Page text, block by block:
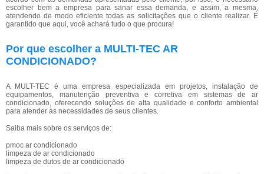
escolher bem a empresa para sanar essa demanda, e assim, a mesma,
atendendo de modo eficiente todas as solicitações que o cliente realizar. É
garantido que aqui, você achará tudo o que procura!
Por que escolher a MULTI-TEC AR
CONDICIONADO?
A MULT-TEC é uma empresa especializada em projetos, instalação de
equipamentos, manutenção preventiva e corretiva em sistemas de ar
condicionado, oferecendo soluções de alta qualidade e conforto ambiental
para atender às necessidades de seus clientes.
Saiba mais sobre os serviços de:
pmoc ar condicionado
limpeza de ar condicionado
limpeza de dutos de ar condicionado